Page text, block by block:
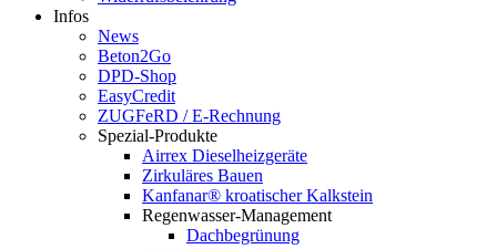
Infos
News
Beton2Go
DPD-Shop
EasyCredit
ZUGFeRD / E-Rechnung
Spezial-Produkte
Airrex Dieselheizgeräte
Zirkuläres Bauen
Kanfanar® kroatischer Kalkstein
Regenwasser-Management
Dachbegrünung